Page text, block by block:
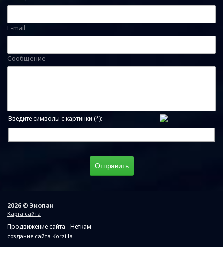
E-mail
Сообщение
Введите символы с картинки (*):
2026 © Экопан
Карта сайта
Продвижение сайта - Неткам
создание сайта Korzilla